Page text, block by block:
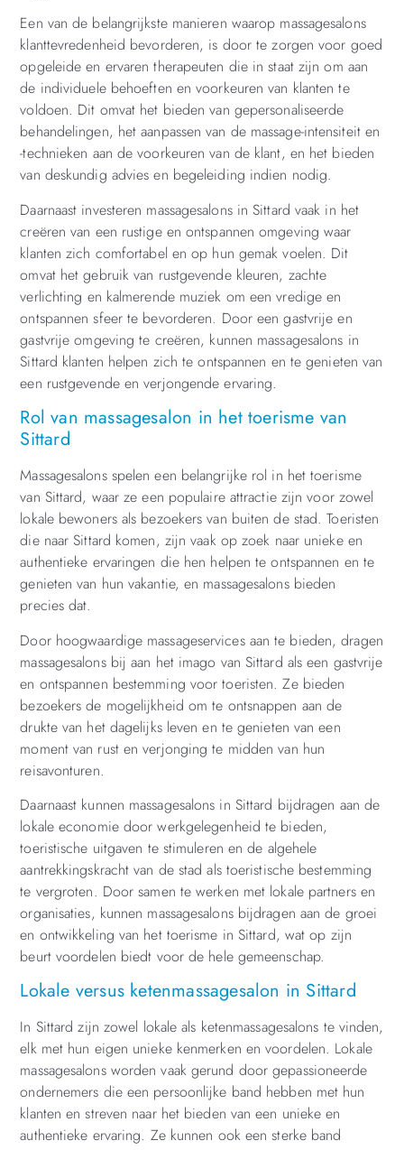
Een van de belangrijkste manieren waarop massagesalons
klanttevredenheid bevorderen, is door te zorgen voor goed
opgeleide en ervaren therapeuten die in staat zijn om aan
de individuele behoeften en voorkeuren van klanten te
voldoen. Dit omvat het bieden van gepersonaliseerde
behandelingen, het aanpassen van de massage-intensiteit en
-technieken aan de voorkeuren van de klant, en het bieden
van deskundig advies en begeleiding indien nodig.
Daarnaast investeren massagesalons in Sittard vaak in het
creëren van een rustige en ontspannen omgeving waar
klanten zich comfortabel en op hun gemak voelen. Dit
omvat het gebruik van rustgevende kleuren, zachte
verlichting en kalmerende muziek om een vredige en
ontspannen sfeer te bevorderen. Door een gastvrije en
gastvrije omgeving te creëren, kunnen massagesalons in
Sittard klanten helpen zich te ontspannen en te genieten van
een rustgevende en verjongende ervaring.
Rol van massagesalon in het toerisme van
Sittard
Massagesalons spelen een belangrijke rol in het toerisme
van Sittard, waar ze een populaire attractie zijn voor zowel
lokale bewoners als bezoekers van buiten de stad. Toeristen
die naar Sittard komen, zijn vaak op zoek naar unieke en
authentieke ervaringen die hen helpen te ontspannen en te
genieten van hun vakantie, en massagesalons bieden
precies dat.
Door hoogwaardige massageservices aan te bieden, dragen
massagesalons bij aan het imago van Sittard als een gastvrije
en ontspannen bestemming voor toeristen. Ze bieden
bezoekers de mogelijkheid om te ontsnappen aan de
drukte van het dagelijks leven en te genieten van een
moment van rust en verjonging te midden van hun
reisavonturen.
Daarnaast kunnen massagesalons in Sittard bijdragen aan de
lokale economie door werkgelegenheid te bieden,
toeristische uitgaven te stimuleren en de algehele
aantrekkingskracht van de stad als toeristische bestemming
te vergroten. Door samen te werken met lokale partners en
organisaties, kunnen massagesalons bijdragen aan de groei
en ontwikkeling van het toerisme in Sittard, wat op zijn
beurt voordelen biedt voor de hele gemeenschap.
Lokale versus ketenmassagesalon in Sittard
In Sittard zijn zowel lokale als ketenmassagesalons te vinden,
elk met hun eigen unieke kenmerken en voordelen. Lokale
massagesalons worden vaak gerund door gepassioneerde
ondernemers die een persoonlijke band hebben met hun
klanten en streven naar het bieden van een unieke en
authentieke ervaring. Ze kunnen ook een sterke band